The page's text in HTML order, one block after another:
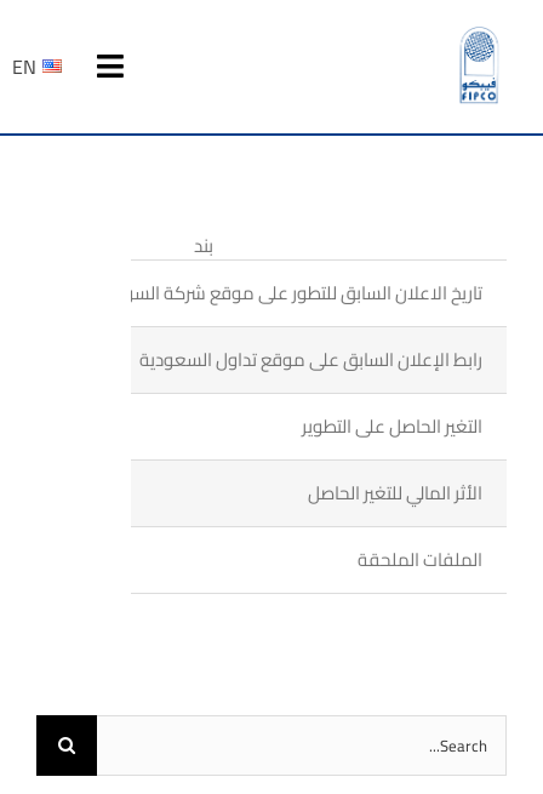
content
Toggle
المنتجات
المركز الاعلامي
EN
بند
تاريخ الاعلان السابق للتطور على موقع شركة السوق المالية
رابط الإعلان السابق على موقع تداول السعودية
التغير الحاصل على التطوير
الأثر المالي للتغير الحاصل
الملفات الملحقة
Search
for: